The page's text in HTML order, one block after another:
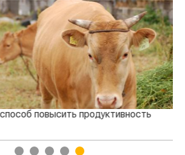
повысить продуктивность
1 2 3 4 5